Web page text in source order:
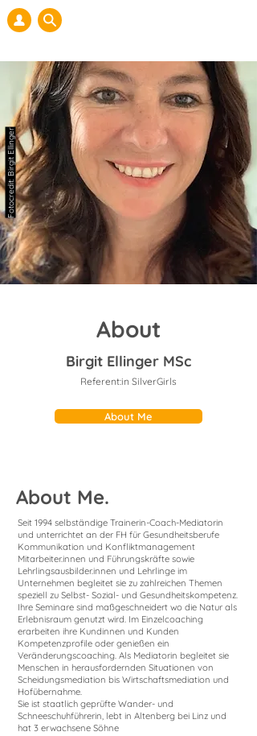
Fotocredit: Birgit Ellinger
About
Birgit Ellinger MSc
Referent:in SilverGirls
About Me
About Me.
Seit 1994 selbständige Trainerin-Coach-Mediatorin
und unterrichtet an der FH für Gesundheitsberufe
Kommunikation und Konfliktmanagement
Mitarbeiter.innen und Führungskräfte sowie
Lehrlingsausbilder.innen und Lehrlinge im
Unternehmen begleitet sie zu zahlreichen Themen
speziell zu Selbst- Sozial- und Gesundheitskompetenz.
Ihre Seminare sind maßgeschneidert wo die Natur als
Erlebnisraum genutzt wird. Im Einzelcoaching
erarbeiten ihre Kundinnen und Kunden
Kompetenzprofile oder genießen ein
Veränderungscoaching. Als Mediatorin begleitet sie
Menschen in herausfordernden Situationen von
Scheidungsmediation bis Wirtschaftsmediation und
Hofübernahme.
Sie ist staatlich geprüfte Wander- und
Schneeschuhführerin, lebt in Altenberg bei Linz und
hat 3 erwachsene Söhne